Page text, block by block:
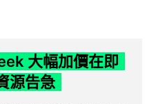
大幅加價在即
源告急